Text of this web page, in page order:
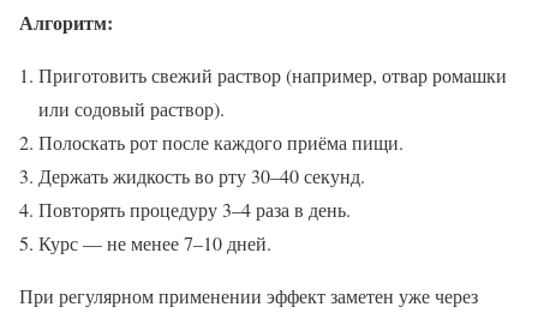
Алгоритм:
Приготовить свежий раствор (например, отвар ромашки
или содовый раствор).
Полоскать рот после каждого приёма пищи.
Держать жидкость во рту 30–40 секунд.
Повторять процедуру 3–4 раза в день.
Курс — не менее 7–10 дней.
При регулярном применении эффект заметен уже через